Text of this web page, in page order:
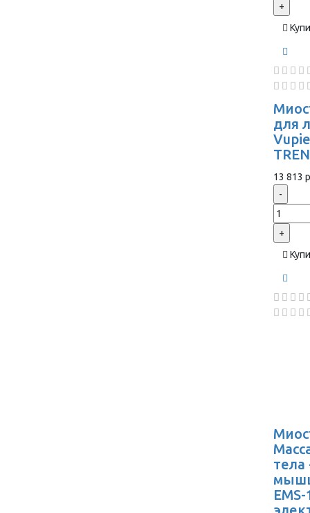
+
для
13 813
-
+
тела